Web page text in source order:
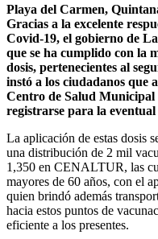
Playa del Carmen,
Gracias a la excelente
Covid-19, el gobierno de
que se ha cumplido con la
dosis, pertenecientes al
instó a los ciudadanos que
Centro de Salud Municipal
registrarse para la
La aplicación de estas dosis
una distribución de 2 mil
1,350 en CENALTUR, las
mayores de 60 años, con el
quien brindó además
hacia estos puntos de
eficiente a los presentes.